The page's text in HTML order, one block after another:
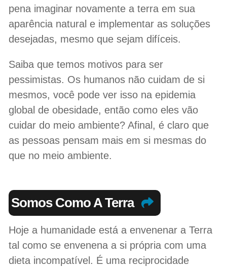
pena imaginar novamente a terra em sua
aparência natural e implementar as soluções
desejadas, mesmo que sejam difíceis.
Saiba que temos motivos para ser
pessimistas. Os humanos não cuidam de si
mesmos, você pode ver isso na epidemia
global de obesidade, então como eles vão
cuidar do meio ambiente? Afinal, é claro que
as pessoas pensam mais em si mesmas do
que no meio ambiente.
Somos Como A Terra
Hoje a humanidade está a envenenar a Terra
tal como se envenena a si própria com uma
dieta incompatível. É uma reciprocidade